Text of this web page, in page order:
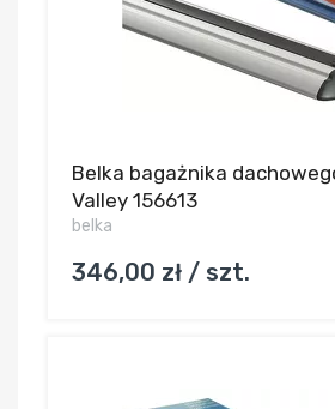
Belka bagażnika
Valley 156613
belka
346,00 zł / szt.